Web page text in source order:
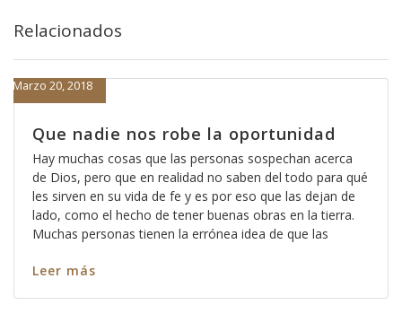
Relacionados
Que nadie nos robe la oportunidad
Marzo 20, 2018
Hay muchas cosas que las personas sospechan acerca
de Dios, pero que en realidad no saben del todo para qué
les sirven en su vida de fe y es por eso que las dejan de
lado, como el hecho de tener buenas obras en la tierra.
Muchas personas tienen la errónea idea de que las
Leer más